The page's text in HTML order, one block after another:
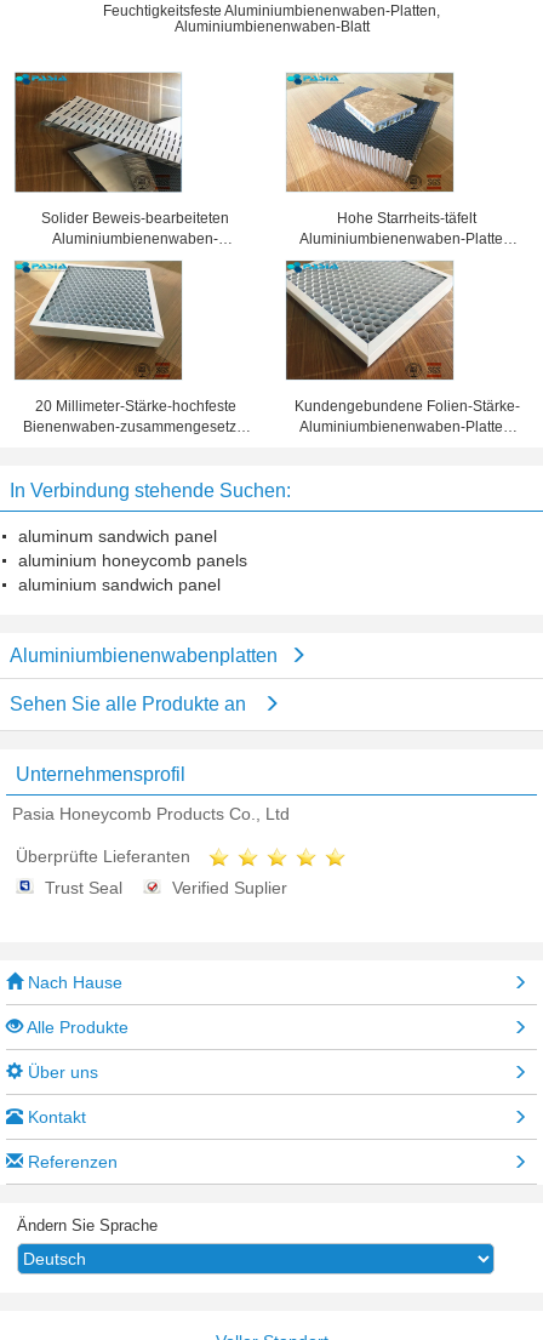
Feuchtigkeitsfeste Aluminiumbienenwaben-Platten,
Aluminiumbienenwaben-Blatt
Solider Beweis-bearbeiteten
Aluminiumbienenwaben-
Sandwich-Platten
Oberflächenbehandlung
Hohe Starrheits-täfelt
Aluminiumbienenwaben-Platten,
Wabenkern 25 Millimeter Stärke-
20 Millimeter-Stärke-hochfeste
Bienenwaben-zusammengesetzte
Kundengebundene Folien-Stärke-
Aluminiumbienenwaben-Platten,
In Verbindung stehende Suchen:
aluminum sandwich panel
aluminium honeycomb panels
aluminium sandwich panel
Aluminiumbienenwabenplatten
Sehen Sie alle Produkte an
Unternehmensprofil
Pasia Honeycomb Products Co., Ltd
Überprüfte Lieferanten
Trust Seal
Verified Suplier
Nach Hause
Alle Produkte
Über uns
Kontakt
Referenzen
Ändern Sie Sprache